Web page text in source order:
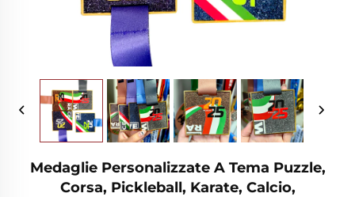
Medaglie Personalizzate A Tema Puzzle,
Corsa, Pickleball, Karate, Calcio,